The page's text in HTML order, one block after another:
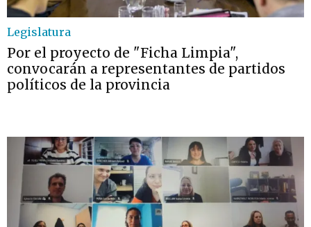
Legislatura
Por el proyecto de "Ficha Limpia",
convocarán a representantes de partidos
políticos de la provincia